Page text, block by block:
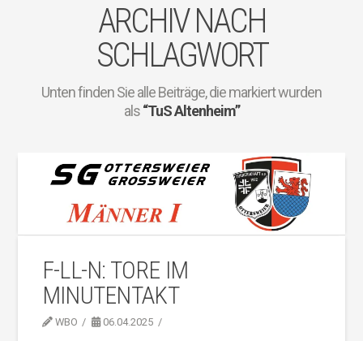
a
t
i
o
n
ARCHIV NACH
SCHLAGWORT
Unten finden Sie alle Beiträge, die markiert wurden
als“TuS Altenheim”
F-LL-N: TORE IM
MINUTENTAKT
WBO 06.04.2025